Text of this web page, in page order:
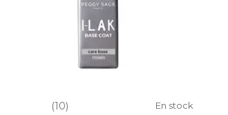
(10) En stock